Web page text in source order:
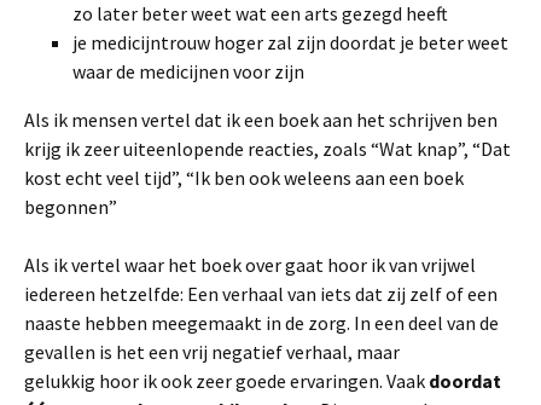
zo later beter weet wat een arts gezegd heeft
je medicijntrouw hoger zal zijn doordat je beter weet
waar de medicijnen voor zijn
Als ik mensen vertel dat ik een boek aan het schrijven ben
krijg ik zeer uiteenlopende reacties, zoals “Wat knap”, “Dat
kost echt veel tijd”, “Ik ben ook weleens aan een boek
begonnen”
Als ik vertel waar het boek over gaat hoor ik van vrijwel
iedereen hetzelfde: Een verhaal van iets dat zij zelf of een
naaste hebben meegemaakt in de zorg. In een deel van de
gevallen is het een vrij negatief verhaal, maar
gelukkig hoor ik ook zeer goede ervaringen. Vaak doordat